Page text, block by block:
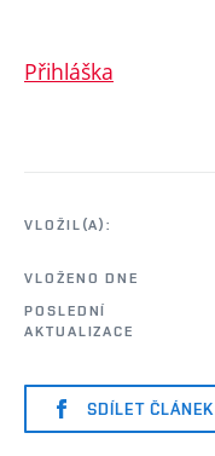
Přihláška
VLOŽIL(A):
VLOŽENO DNE
POSLEDNÍ
AKTUALIZACE
SDÍLET ČLÁNEK